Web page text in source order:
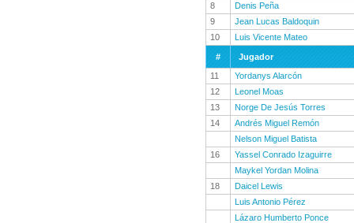
8
Denis Peña
9
Jean Lucas Baldoquin
10
Luis Vicente Mateo
#
Jugador
11
Yordanys Alarcón
12
Leonel Moas
13
Norge De Jesús Torres
14
Andrés Miguel Remón
Nelson Miguel Batista
16
Yassel Conrado Izaguirre
Maykel Yordan Molina
18
Daicel Lewis
Luis Antonio Pérez
Lázaro Humberto Ponce